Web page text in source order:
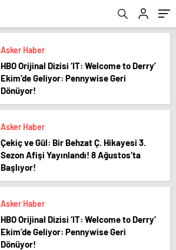
Asker Haber
HBO Orijinal Dizisi ‘IT: Welcome to Derry’
Ekim’de Geliyor: Pennywise Geri
Dönüyor!
Asker Haber
Çekiç ve Gül: Bir Behzat Ç. Hikayesi 3.
Sezon Afişi Yayınlandı! 8 Ağustos’ta
Başlıyor!
Asker Haber
HBO Orijinal Dizisi ‘IT: Welcome to Derry’
Ekim’de Geliyor: Pennywise Geri
Dönüyor!